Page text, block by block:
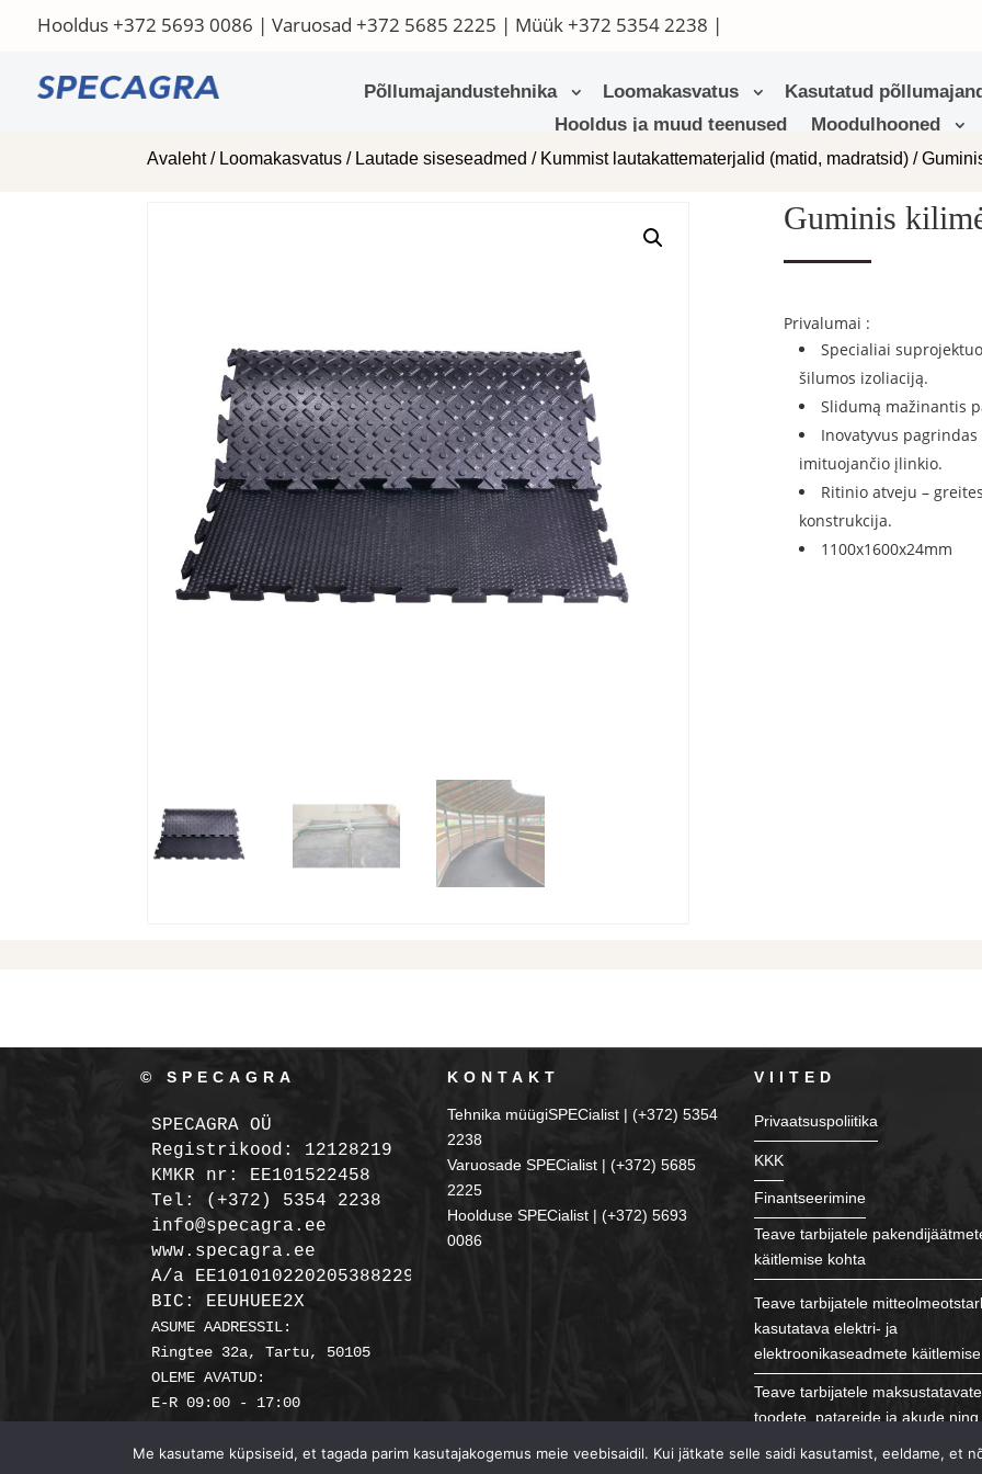
Hooldus+372 5693 0086 | Varuosad +372 5685 2225 | Müük+372 5354 2238 |
Põllumajandustehnika Loomakasvatus
Kasutatud
Hooldus ja muud teenused
Moodulhooned
Avaleht/ Loomakasvatus / Lautade siseseadmed / Kummist lautakattematerjalid (matid, madratsid) /
Guminis
Privalumai :
Specialiai
šilumos izoliaciją.
Slidumą mažinantis
Inovatyvus
imituojančio įlinkio.
Ritinio atveju –
konstrukcija.
1100x1600x24mm
© SPECAGRA
SPECAGRA OÜ
Registrikood: 12128219
KMKR nr: EE101522458
Tel: (+372) 5354 2238
info@specagra.ee
A/a EE101010220205388229 SEB
BIC: EEUHUEE2X
ASUME AADRESSIL:
Ringtee 32a, Tartu, 50105
OLEME AVATUD:
E-R 09:00 - 17:00
KONTAKT
Tehnika müügiSPECialist | (+372) 5354
2238
Varuosade SPECialist | (+372) 5685
2225
Hoolduse SPECialist | (+372) 5693
0086
VIITED
Privaatsuspoliitika
KKK
Finantseerimine
Teave tarbijatele
käitlemise kohta
Teave tarbijatele
kasutatava elektri- ja
elektroonikaseadmete
Teave tarbijatele maksustatavate
toodete, patareide ja akude
Me kasutame küpsiseid, et tagada parim kasutajakogemus meie veebisaidil. Kui jätkate selle saidi kasutamist, eeldame, et